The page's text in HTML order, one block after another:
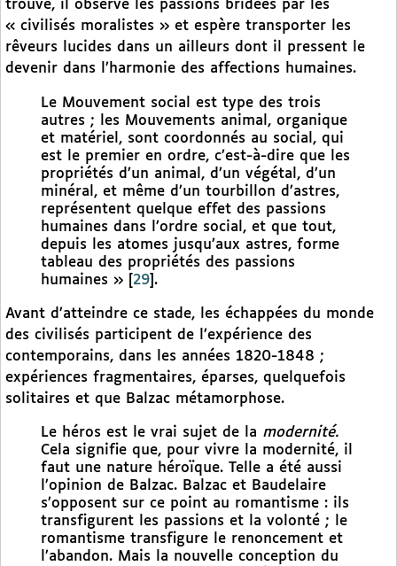
trouve, il observe les passions bridées par les
« civilisés moralistes » et espère transporter les
rêveurs lucides dans un ailleurs dont il pressent le
devenir dans l’harmonie des affections humaines.
Le Mouvement social est type des trois
autres ; les Mouvements animal, organique
et matériel, sont coordonnés au social, qui
est le premier en ordre, c’est-à-dire que les
propriétés d’un animal, d’un végétal, d’un
minéral, et même d’un tourbillon d’astres,
représentent quelque effet des passions
humaines dans l’ordre social, et que tout,
depuis les atomes jusqu’aux astres, forme
tableau des propriétés des passions
humaines »
29 .
Avant d’atteindre ce stade, les échappées du monde
des civilisés participent de l’expérience des
contemporains, dans les années 1820-1848 ;
expériences fragmentaires, éparses, quelquefois
solitaires et que Balzac métamorphose.
Le héros est le vrai sujet de la modernité.
Cela signifie que, pour vivre la modernité, il
faut une nature héroïque. Telle a été aussi
l’opinion de Balzac. Balzac et Baudelaire
s’opposent sur ce point au romantisme : ils
transfigurent les passions et la volonté ; le
romantisme transfigure le renoncement et
l’abandon. Mais la nouvelle conception du